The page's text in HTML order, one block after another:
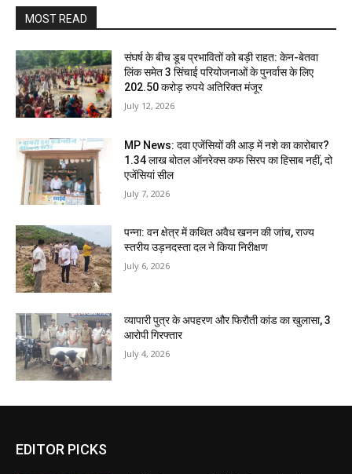
MOST READ
संघर्ष के बीच डूब प्रभावितों को बड़ी राहत: केन-बेतवा
लिंक समेत 3 सिंचाई परियोजनाओं के पुनर्वास के लिए
202.50 करोड़ रुपये अतिरिक्त मंजूर
July 12, 2026
MP News: दवा एजेंसियों की आड़ में नशे का कारोबार?
1.34 लाख बोतल ऑनरेक्स कफ सिरप का हिसाब नहीं, दो
एजेंसियां सील
July 7, 2026
पन्ना: वन क्षेत्र में कथित अवैध खनन की जांच, राज्य
स्तरीय उड़नदस्ता दल ने किया निरीक्षण
July 6, 2026
व्यापारी पुत्र के अपहरण और फिरौती कांड का खुलासा, 3
आरोपी गिरफ्तार
July 4, 2026
EDITOR PICKS